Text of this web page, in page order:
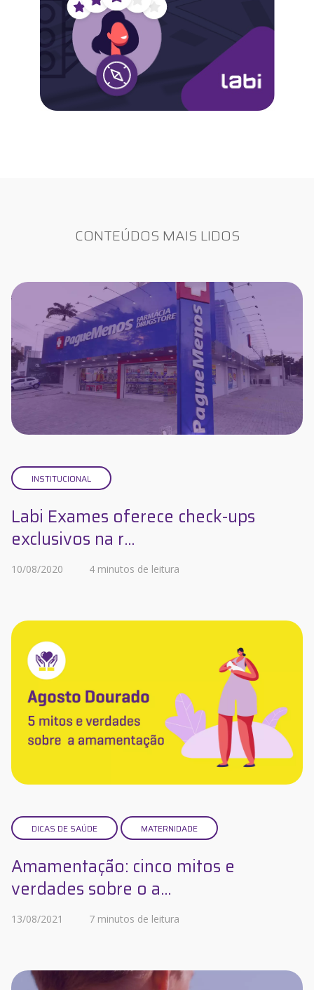
Conheça o Labi
CONTEÚDOS MAIS LIDOS
INSTITUCIONAL
Labi Exames oferece check-ups
exclusivos na r...
10/08/2020 4 minutos de leitura
DICAS DE SAÚDE MATERNIDADE
Amamentação: cinco mitos e
verdades sobre o a...
13/08/2021 7 minutos de leitura